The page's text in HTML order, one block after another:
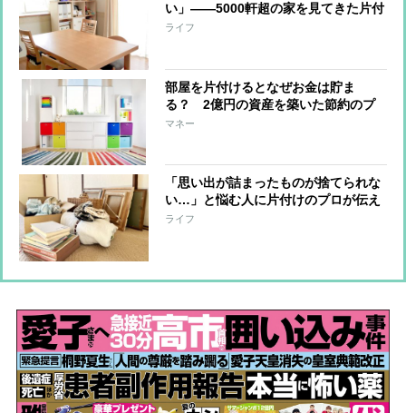
い」――5000軒超の家を見てきた片付
けのプロが辿り着いた結論
ライフ
部屋を片付けるとなぜお金は貯ま
る？ 2億円の資産を築いた節約のプ
ロが語る理由
マネー
「思い出が詰まったものが捨てられな
い…」と悩む人に片付けのプロが伝え
る解決法
ライフ